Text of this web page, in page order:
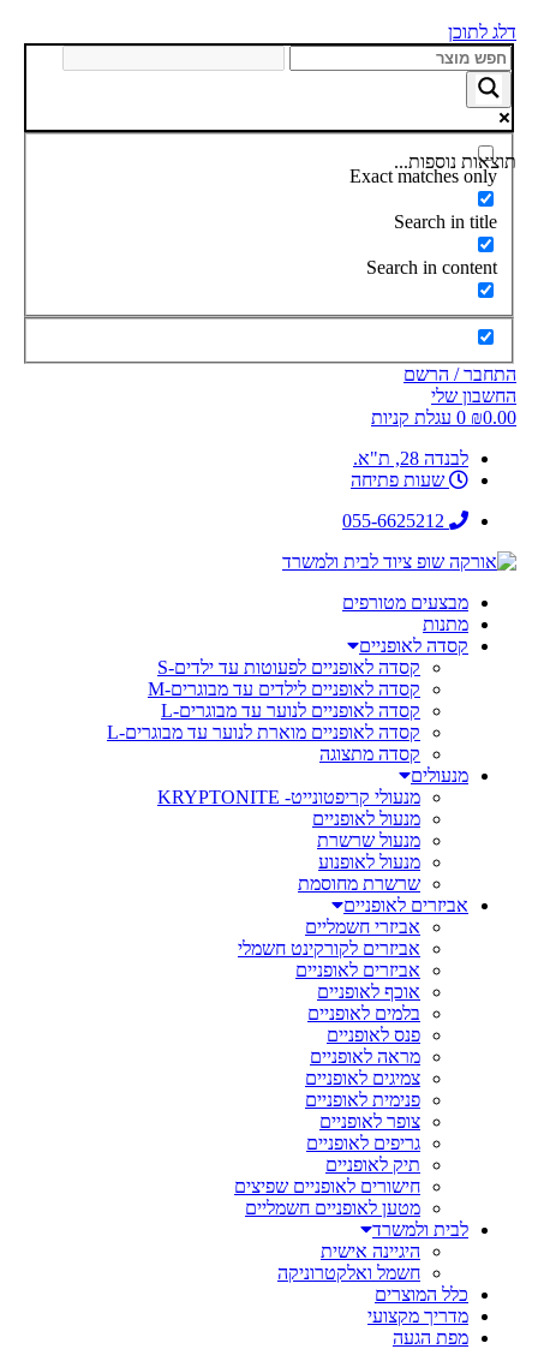
דלג לתוכן
תוצאות נוספות...
Exact matches only
Search in title
Search in content
התחבר / הרשם
החשבון שלי
₪0.00
0 עגלת קניות
לבנדה 28, ת"א.
שעות פתיחה
055-6625212
מבצעים מטורפים
מתנות
קסדה לאופניים
קסדה לאופניים לפעוטות עד ילדים-S
קסדה לאופניים לילדים עד מבוגרים-M
קסדה לאופניים לנוער עד מבוגרים-L
קסדה לאופניים מוארת לנוער עד מבוגרים-L
קסדה מתצוגה
מנעולים
מנעולי קריפטונייט- KRYPTONITE
מנעול לאופניים
מנעול שרשרת
מנעול לאופנוע
שרשרת מחוסמת
אביזרים לאופניים
אביזרי חשמליים
אביזרים לקורקינט חשמלי
אביזרים לאופניים
אוכף לאופניים
בלמים לאופניים
פנס לאופניים
מראה לאופניים
צמיגים לאופניים
פנימית לאופניים
צופר לאופניים
גריפים לאופניים
תיק לאופניים
חישורים לאופניים שפיצים
מטען לאופניים חשמליים
לבית ולמשרד
היגיינה אישית
חשמל ואלקטרוניקה
כלל המוצרים
מדריך מקצועי
מפת הגעה